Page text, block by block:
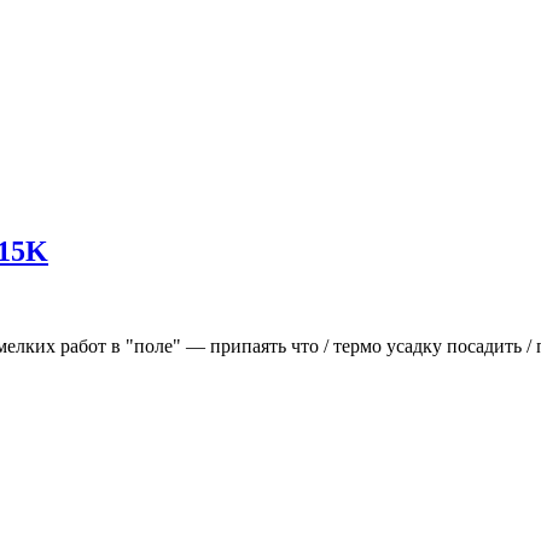
работ в "поле" — припаять что / термо усадку посадить /